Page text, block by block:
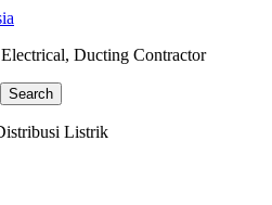
Ducting Contractor
Search
Listrik